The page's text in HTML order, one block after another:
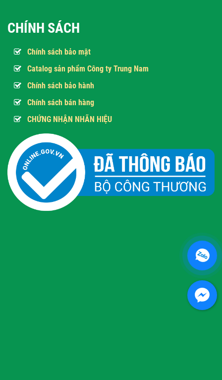
CHÍNH SÁCH
Chính sách bảo mật
Catalog sản phẩm Công ty Trung Nam
Chính sách bảo hành
Chính sách bán hàng
CHỨNG NHẬN NHÃN HIỆU